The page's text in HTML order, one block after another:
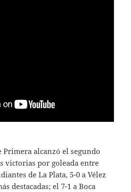
Primera alcanzó el segundo
victorias por goleada entre
de La Plata, 5-0 a Vélez
destacadas; el 7-1 a Boca